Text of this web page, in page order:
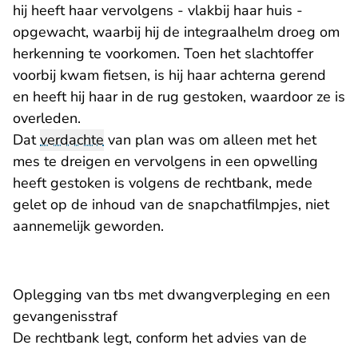
hij heeft haar vervolgens - vlakbij haar huis -
opgewacht, waarbij hij de integraalhelm droeg om
herkenning te voorkomen. Toen het slachtoffer
voorbij kwam fietsen, is hij haar achterna gerend
en heeft hij haar in de rug gestoken, waardoor ze is
overleden.
Datverdachte van plan was om alleen met het
mes te dreigen en vervolgens in een opwelling
heeft gestoken is volgens de rechtbank, mede
gelet op de inhoud van de snapchatfilmpjes, niet
aannemelijk geworden.
Oplegging van tbs met dwangverpleging en een
gevangenisstraf
De rechtbank legt, conform het advies van de